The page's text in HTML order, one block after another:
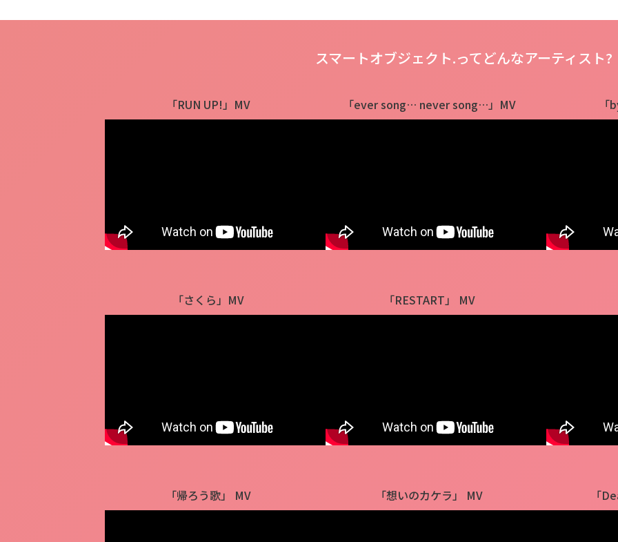
スマートオブジェクト.ってどんなアーティスト?
「RUN UP!」MV 「ever song… never song…」MV
「さくら」MV 「RESTART」 MV
「帰ろう歌」 MV 「想いのカケラ」 MV 「